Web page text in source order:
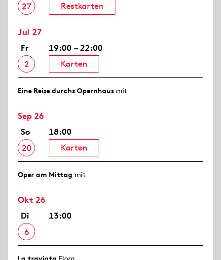
27
Restkarten
Jul 27
Fr
2
19:00 – 22:00
Karten
Eine Reise durchs Opernhaus mit
Sep 26
So
20
18:00
Karten
Oper am Mittag mit
Okt 26
Di
6
13:00